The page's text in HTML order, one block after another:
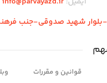
بلوار شهید صدوقی-جنب
قوانین و مقررات